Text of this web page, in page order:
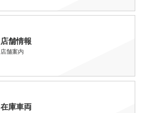
店舗情報
店舗案内
在庫車両